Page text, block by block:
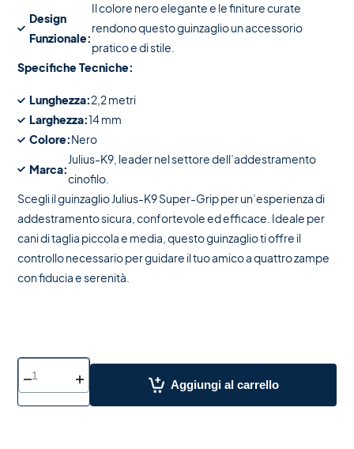
Design
Funzionale:
Il colore nero elegante e le finiture curate
rendono questo guinzaglio un accessorio
pratico e di stile.
Specifiche Tecniche:
Lunghezza:2,2 metri
Larghezza:14 mm
Colore:Nero
Marca:
Julius-K9, leader nel settore dell’addestramento
cinofilo.
Scegli il guinzaglio Julius-K9 Super-Grip per un’esperienza di
addestramento sicura, confortevole ed efficace. Ideale per
cani di taglia piccola e media, questo guinzaglio ti offre il
controllo necessario per guidare il tuo amico a quattro zampe
con fiducia e serenità.
Aggiungi al carrello